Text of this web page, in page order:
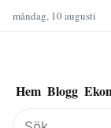
måndag, 10 augusti
Hem Blogg
Sök